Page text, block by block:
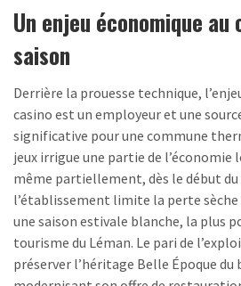
saison
casino est un employeur et une
significative pour une commune
jeux irrigue une partie de l’économie
même partiellement, dès le début
l’établissement limite la perte sèche
une saison estivale blanche, la plus
tourisme du Léman. Le pari de
préserver l’héritage Belle Époque du
modernisant son offre de restauration